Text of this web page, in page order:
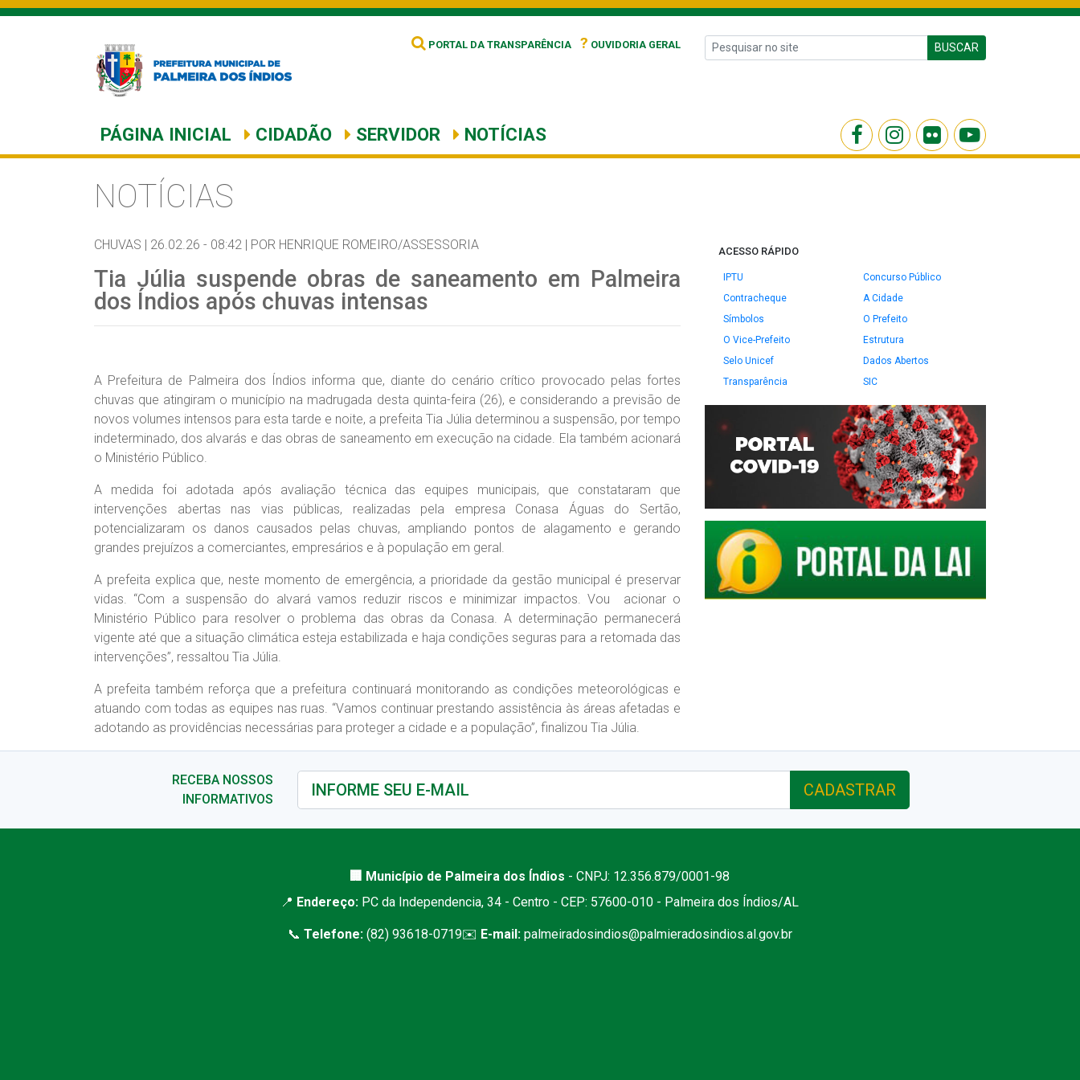
PORTAL DA TRANSPARÊNCIA ? OUVIDORIA GERAL BUSCAR
PÁGINA INICIAL CIDADÃO SERVIDOR NOTÍCIAS
NOTÍCIAS
CHUVAS | 26.02.26 - 08:42 | POR HENRIQUE ROMEIRO/ASSESSORIA
Tia Júlia suspende obras de saneamento em Palmeira
dos Índios após chuvas intensas
A Prefeitura de Palmeira dos Índios informa que, diante do cenário crítico provocado pelas fortes
chuvas que atingiram o município na madrugada desta quinta-feira (26), e considerando a previsão de
novos volumes intensos para esta tarde e noite, a prefeita Tia Júlia determinou a suspensão, por tempo
indeterminado, dos alvarás e das obras de saneamento em execução na cidade. Ela também acionará
o Ministério Público.
A medida foi adotada após avaliação técnica das equipes municipais, que constataram que
intervenções abertas nas vias públicas, realizadas pela empresa Conasa Águas do Sertão,
potencializaram os danos causados pelas chuvas, ampliando pontos de alagamento e gerando
grandes prejuízos a comerciantes, empresários e à população em geral.
A prefeita explica que, neste momento de emergência, a prioridade da gestão municipal é preservar
vidas. “Com a suspensão do alvará vamos reduzir riscos e minimizar impactos. Vou acionar o
Ministério Público para resolver o problema das obras da Conasa. A determinação permanecerá
vigente até que a situação climática esteja estabilizada e haja condições seguras para a retomada das
intervenções”, ressaltou Tia Júlia.
A prefeita também reforça que a prefeitura continuará monitorando as condições meteorológicas e
atuando com todas as equipes nas ruas. “Vamos continuar prestando assistência às áreas afetadas e
adotando as providências necessárias para proteger a cidade e a população”, finalizou Tia Júlia.
ACESSO RÁPIDO
IPTU
Concurso Público
Contracheque
A Cidade
Símbolos
O Prefeito
O Vice-Prefeito
Estrutura
Selo Unicef
Dados Abertos
Transparência
SIC
RECEBA NOSSOS
INFORMATIVOS
CADASTRAR
🏢 Município de Palmeira dos Índios - CNPJ: 12.356.879/0001-98
📍 Endereço: PC da Independencia, 34 - Centro - CEP: 57600-010 - Palmeira dos Índios/AL
📞 Telefone:(82) 93618-0719✉️ E-mail: palmeiradosindios@palmieradosindios.al.gov.br